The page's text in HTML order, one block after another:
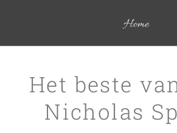
Home
Het beste
Nicholas